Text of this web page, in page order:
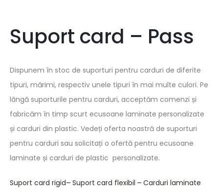
Suport card – Pass
Dispunem în stoc de suporturi pentru carduri de diferite
tipuri, mărimi, respectiv unele tipuri în mai multe culori. Pe
lângă suporturile pentru carduri, acceptăm comenzi și
fabricăm în timp scurt ecusoane laminate personalizate
și carduri din plastic. Vedeți oferta noastră de suporturi
pentru carduri sau solicitați o ofertă pentru ecusoane
laminate și carduri de plastic personalizate.
Suport card rigid– Suport card flexibil – Carduri laminate